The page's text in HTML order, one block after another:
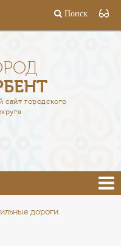
Поиск
городского
дороги